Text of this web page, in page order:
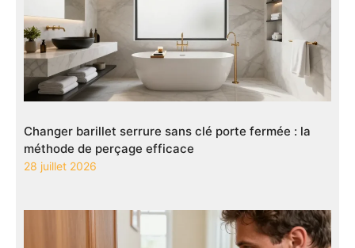
Changer barillet serrure sans clé porte fermée : la
méthode de perçage efficace
28 juillet 2026